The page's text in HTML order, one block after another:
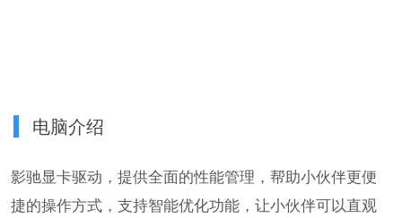
电脑介绍
影驰显卡驱动，提供全面的性能管理，帮助小伙伴更便
捷的操作方式，支持智能优化功能，让小伙伴可以直观